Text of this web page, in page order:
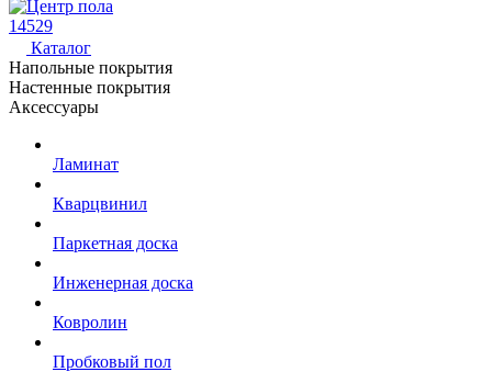
14529
Каталог
Напольные покрытия
Настенные покрытия
Аксессуары
Ламинат
Кварцвинил
Паркетная доска
Инженерная доска
Ковролин
Пробковый пол